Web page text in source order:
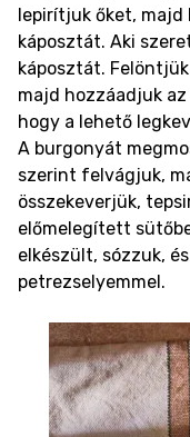
lepirítjuk őket,
káposztát. Aki
káposztát.
majd hozzáadjuk
hogy a lehető
A burgonyát
szerint felvágjuk,
összekeverjük,
előmelegített
elkészült, sózzuk,
petrezselyemmel.